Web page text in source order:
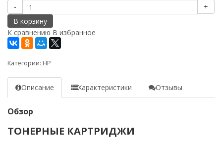
-
+
В корзину
К сравнению В избранное
Категории: HP
Описание Характеристики Отзывы
Обзор
ТОНЕРНЫЕ КАРТРИДЖИ